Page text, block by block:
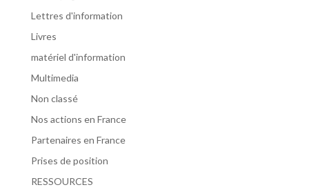
Lettres d'information
Livres
matériel d'information
Multimedia
Non classé
Nos actions en France
Partenaires en France
Prises de position
RESSOURCES